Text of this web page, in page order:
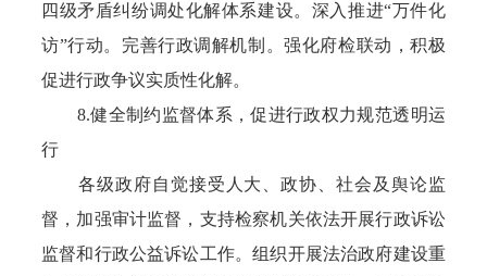
四级矛盾纠纷调处化解体系建设。深入推进“万件化
访”行动。完善行政调解机制。强化府检联动，积极
促进行政争议实质性化解。
8.健全制约监督体系，促进行政权力规范透明运
行
各级政府自觉接受人大、政协、社会及舆论监
督，加强审计监督，支持检察机关依法开展行政诉讼
监督和行政公益诉讼工作。组织开展法治政府建设重